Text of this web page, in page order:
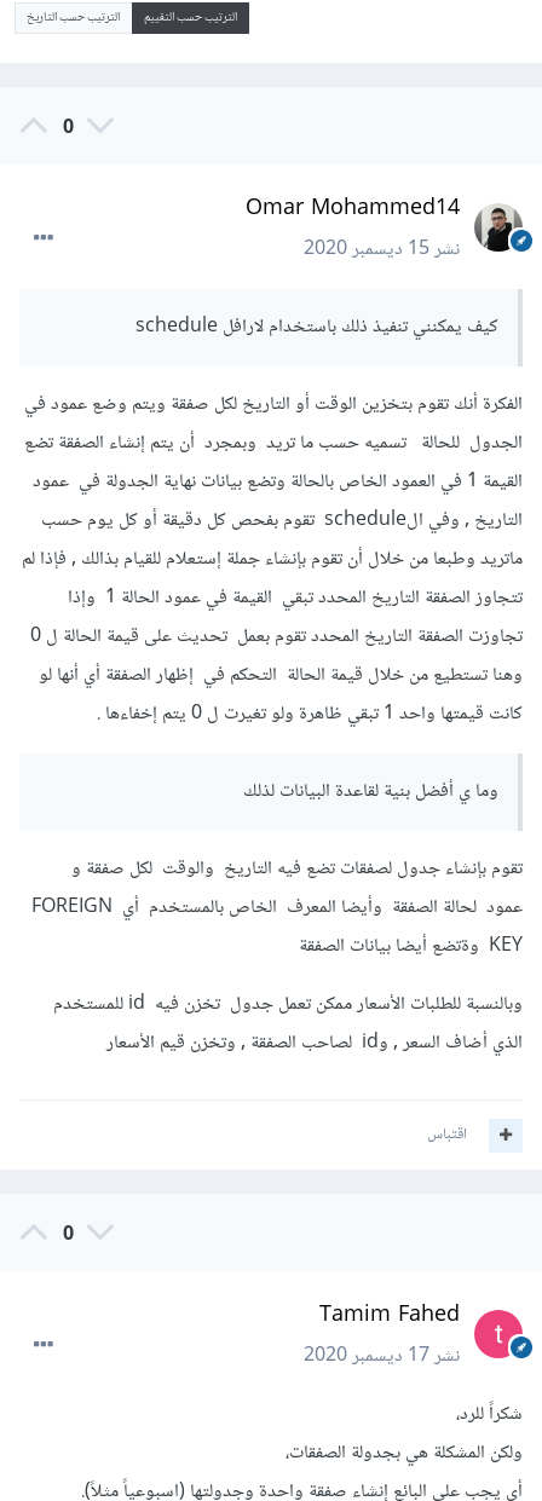
الترتيب حسب التقييم الترتيب حسب التاريخ
0
Omar Mohammed14
نشر15 ديسمبر 2020
كيف يمكنني تنفيذ ذلك باستخدام لارافل schedule
الفكرة أنك تقوم بتخزين الوقت أو التاريخ لكل صفقة ويتم وضع عمود في
الجدول للحالة تسميه حسب ما تريد وبمجرد أن يتم إنشاء الصفقة تضع
القيمة 1 في العمود الخاص بالحالة وتضع بيانات نهاية الجدولة في عمود
التاريخ , وفي الschedule تقوم بفحص كل دقيقة أو كل يوم حسب
ماتريد وطبعا من خلال أن تقوم بإنشاء جملة إستعلام للقيام بذالك , فإذا لم
تتجاوز الصفقة التاريخ المحدد تبقي القيمة في عمود الحالة 1 وإذا
تجاوزت الصفقة التاريخ المحدد تقوم بعمل تحديث على قيمة الحالة ل 0
وهنا تستطيع من خلال قيمة الحالة التحكم في إظهار الصفقة أي أنها لو
كانت قيمتها واحد 1 تبقي ظاهرة ولو تغيرت ل 0 يتم إخفاءها .
وما ي أفضل بنية لقاعدة البيانات لذلك
تقوم بإنشاء جدول لصفقات تضع فيه التاريخ والوقت لكل صفقة و
عمود لحالة الصفقة وأيضا المعرف الخاص بالمستخدم أي FOREIGN
KEY وةتضع أيضا بيانات الصفقة
وبالنسبة للطلبات الأسعار ممكن تعمل جدول تخزن فيه id للمستخدم
الذي أضاف السعر , وid لصاحب الصفقة , وتخزن قيم الأسعار
اقتباس
0
Tamim Fahed
نشر17 ديسمبر 2020
شكراً للرد،
ولكن المشكلة هي بجدولة الصفقات،
أي يجب على البائع إنشاء صفقة واحدة وجدولتها (اسبوعياً مثلاً).